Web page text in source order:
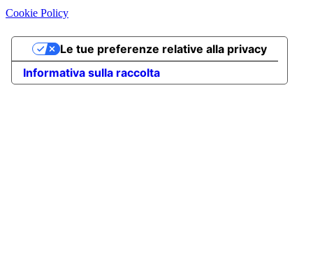
Cookie Policy
Informativa sulla raccolta
Le tue preferenze relative alla privacy